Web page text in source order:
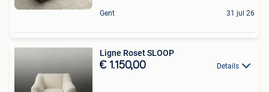
Gent 31 jul 26
Ligne Roset SLOOP
€ 1.150,00 Details